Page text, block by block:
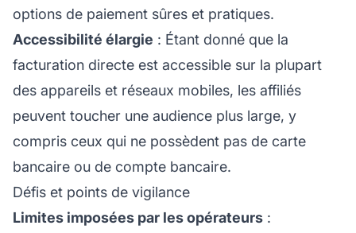
options de paiement sûres et pratiques.
Accessibilité élargie : Étant donné que la
facturation directe est accessible sur la plupart
des appareils et réseaux mobiles, les affiliés
peuvent toucher une audience plus large, y
compris ceux qui ne possèdent pas de carte
bancaire ou de compte bancaire.
Défis et points de vigilance
Limites imposées par les opérateurs :